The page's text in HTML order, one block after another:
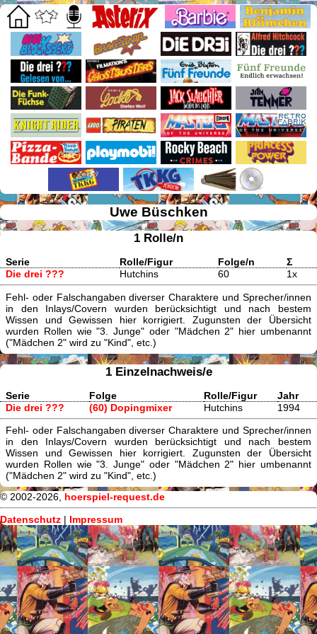
Uwe Büschken
1 Rolle/n
Serie Rolle/Figur Folge/n
Σ
Die drei ???
Hutchins 60 1x
Fehl- oder Falschangaben diverser Charaktere und Sprecher/innen
in den Inlays/Covern wurden berücksichtigt und nach bestem
Wissen und Gewissen hier korrigiert. Zugunsten der Übersicht
wurden Rollen wie "3. Junge" oder "Mädchen 2" hier umbenannt
("Mädchen 2" wird zu "Kind", etc.)
1 Einzelnachweis/e
Serie Folge Rolle/Figur
Jahr
Die drei ???
(60) Dopingmixer Hutchins 1994
Fehl- oder Falschangaben diverser Charaktere und Sprecher/innen
in den Inlays/Covern wurden berücksichtigt und nach bestem
Wissen und Gewissen hier korrigiert. Zugunsten der Übersicht
wurden Rollen wie "3. Junge" oder "Mädchen 2" hier umbenannt
("Mädchen 2" wird zu "Kind", etc.)
© 2002-2026, hoerspiel-request.de
Datenschutz | Impressum